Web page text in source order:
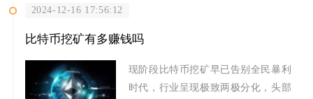
2024-12-16 17:56:12
比特币挖矿有多赚钱吗
现阶段比特币挖矿早已告别全民暴利
时代，行业呈现极致两极分化，头部